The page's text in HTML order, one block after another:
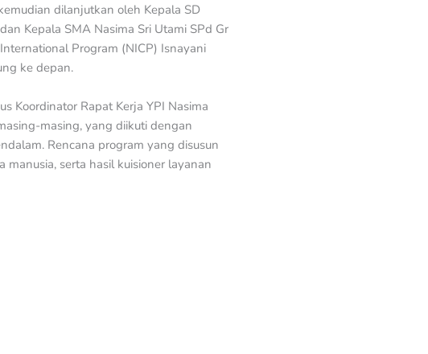
dilanjutkan oleh Kepala SD
Kepala SMA Nasima Sri Utami SPd Gr
Program (NICP) Isnayani
ke depan.
Koordinator Rapat Kerja YPI Nasima
masing, yang diikuti dengan
Rencana program yang disusun
serta hasil kuisioner layanan